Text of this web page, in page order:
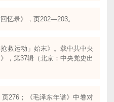
忆录》，页202—203。
救运动」始末》。载中共中央
，第37辑（北京：中央党史出
276；《毛泽东年谱》中卷对